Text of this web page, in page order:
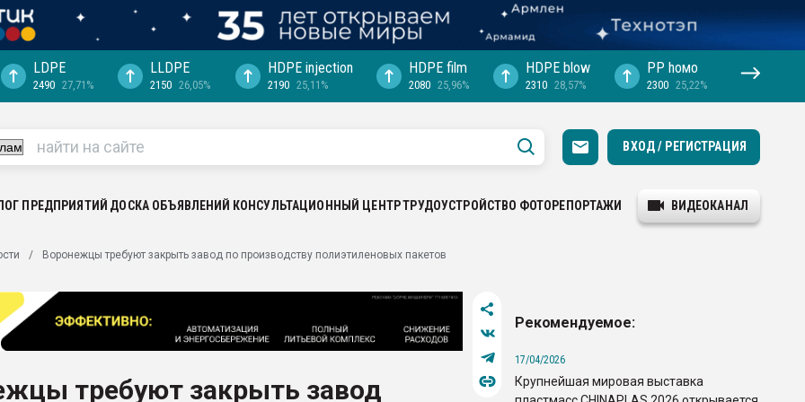
выходит на
рынке
LDPE
2490 27,71%
LLDPE
2150 26,05%
HDPE injection
2190 25,11%
HDPE film
2080 25,96%
HDPE blow
2310 28,57%
PP hомо
2300 25,22%
ВХОД / РЕГИСТРАЦИЯ
ПРЕДПРИЯТИЙ ДОСКА ОБЪЯВЛЕНИЙ КОНСУЛЬТАЦИОННЫЙ ЦЕНТРТРУДОУСТРОЙСТВО ФОТОРЕПОРТАЖИ ВИДЕОКАНАЛ
Воронежцы требуют закрыть завод по производству полиэтиленовых пакетов
требуют закрыть завод
Рекомендуемое:
17/04/2026
Крупнейшая мировая выставка